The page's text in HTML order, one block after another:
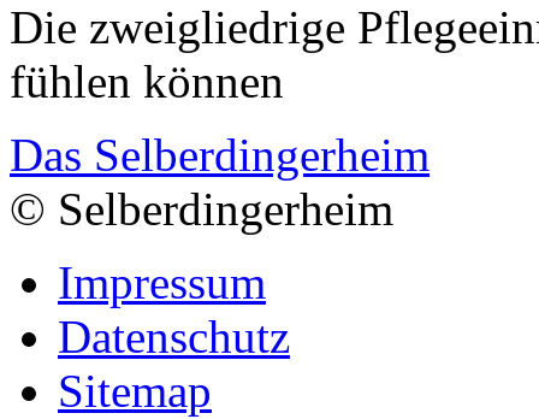
Die zweigliedrige
fühlen können
Das Selberdingerheim
© Selberdingerheim
Impressum
Datenschutz
Sitemap